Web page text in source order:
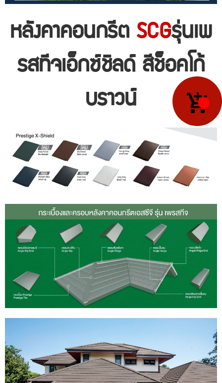
หลังคาคอนกรีต SCGรุ่นเพ
รสทีจเอ็กซ์ชิลด์ สีช็อคโก้
บราวน์